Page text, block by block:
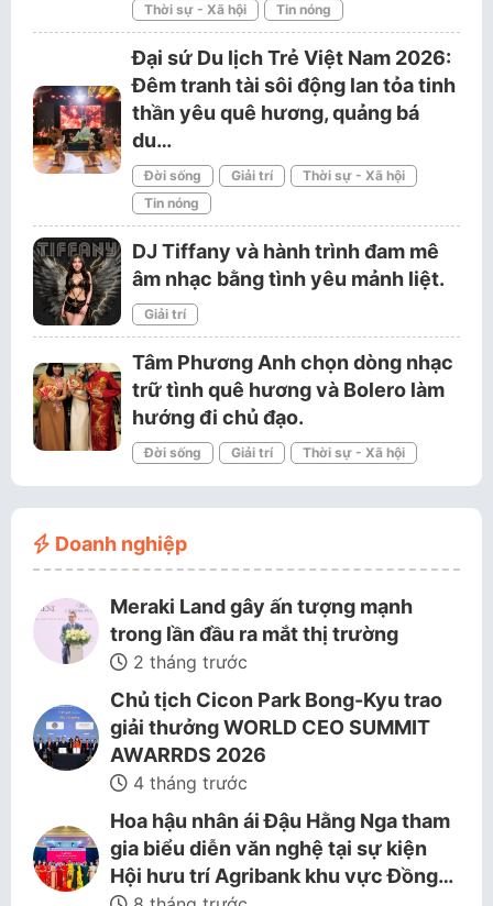
Thời sự - Xã hội Tin nóng
Đại sứ Du lịch Trẻ Việt Nam 2026:
Đêm tranh tài sôi động lan tỏa tinh
thần yêu quê hương, quảng bá
du…
Đời sống Giải trí
Thời sự - Xã hội
Tin nóng
DJ Tiffany và hành trình đam mê
âm nhạc bằng tình yêu mảnh liệt.
Giải trí
Tâm Phương Anh chọn dòng nhạc
trữ tình quê hương và Bolero làm
hướng đi chủ đạo.
Đời sống Giải trí Thời sự - Xã hội
Doanh nghiệp
Meraki Land gây ấn tượng mạnh
trong lần đầu ra mắt thị trường
2 tháng trước
Chủ tịch Cicon Park Bong-Kyu trao
giải thưởng WORLD CEO SUMMIT
AWARRDS 2026
4 tháng trước
Hoa hậu nhân ái Đậu Hằng Nga tham
gia biểu diễn văn nghệ tại sự kiện
Hội hưu trí Agribank khu vực Đồng…